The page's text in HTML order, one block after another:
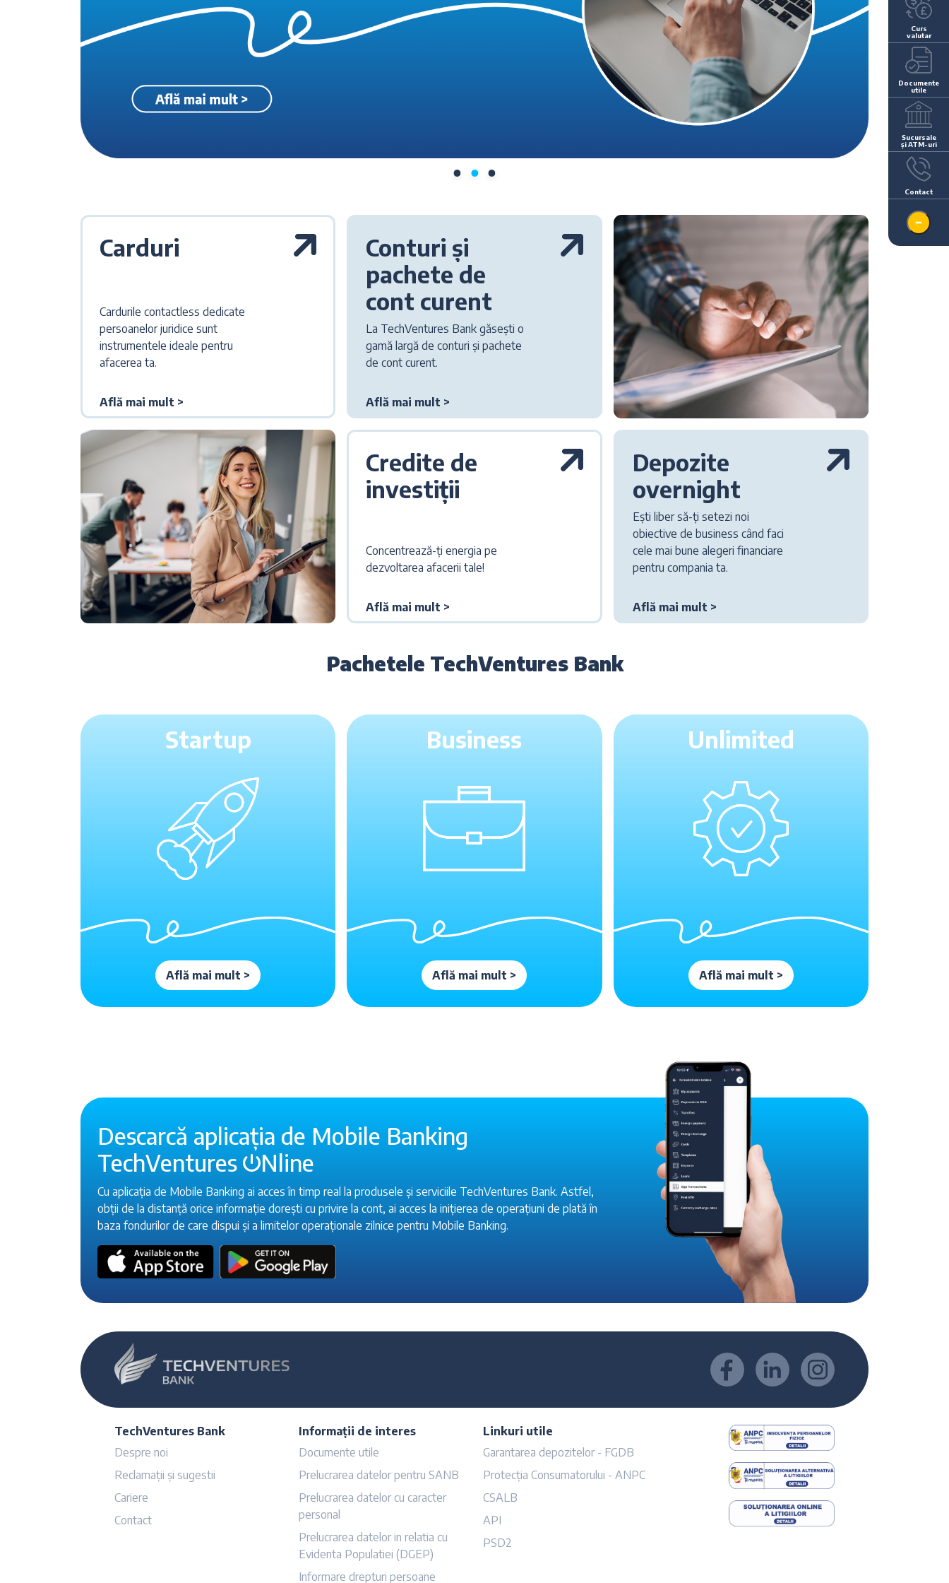
Curs
valutar
Documente
utile
Sucursale
și ATM-uri
Contact
Carduri
Cardurile contactless dedicate
persoanelor juridice sunt
instrumentele ideale pentru
afacerea ta.
Află mai mult >
Conturi și
pachete de
cont curent
La TechVentures Bank găsești o
gamă largă de conturi și pachete
de cont curent.
Află mai mult >
Credite de
investiții
Concentrează-ți energia pe
dezvoltarea afacerii tale!
Află mai mult >
Depozite
overnight
Ești liber să-ți setezi noi
obiective de business când faci
cele mai bune alegeri financiare
pentru compania ta.
Află mai mult >
Pachetele TechVentures Bank
Startup
Află mai mult >
Business
Află mai mult >
Unlimited
Află mai mult >
Descarcă aplicația de Mobile Banking
TechVentures
Nline
Cu aplicația de Mobile Banking ai acces în timp real la produsele și serviciile TechVentures Bank. Astfel,
obții de la distanță orice informație dorești cu privire la cont, ai acces la inițierea de operațiuni de plată în
baza fondurilor de care dispui și a limitelor operaționale zilnice pentru Mobile Banking.
TechVentures Bank
Despre noi
Reclamații și sugestii
Cariere
Contact
Informații de interes
Documente utile
Prelucrarea datelor pentru SANB
Prelucrarea datelor cu caracter
personal
Prelucrarea datelor in relatia cu
Evidenta Populatiei (DGEP)
Informare drepturi persoane
Linkuri utile
Garantarea depozitelor - FGDB
Protecția Consumatorului - ANPC
CSALB
API
PSD2